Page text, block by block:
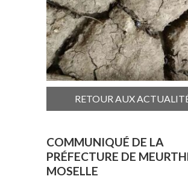
RETOUR AUX
COMMUNIQUÉ DE LA
PRÉFECTURE DE
MOSELLE